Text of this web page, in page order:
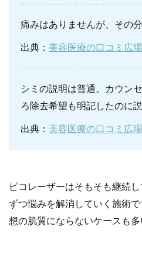
痛みはありませんが、その
出典： 美容医療の口コミ広場
シミの説明は普通。カウン
ろ除去希望も明記したのに
出典： 美容医療の口コミ広場
ピコレーザーはそもそも継続
ずつ悩みを解消していく施術
想の肌質にならないケースも多